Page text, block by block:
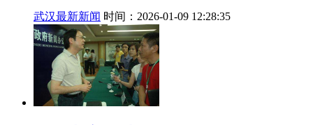
武汉最新新闻 时间：2026-01-09 12:28:35